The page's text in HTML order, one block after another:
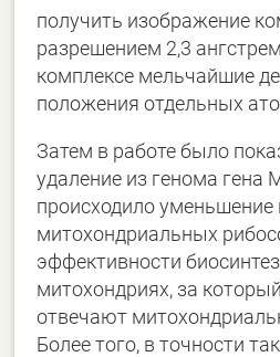
получить изображение
разрешением 2,3
комплексе мельчайшие
положения отдельных
Затем в работе было
удаление из генома гена
происходило уменьшение
митохондриальных
эффективности
митохондриях, за
отвечают
Более того, в точности